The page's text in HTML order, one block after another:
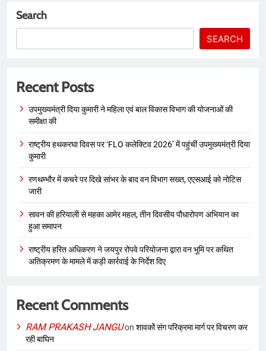
Search
SEARCH
Recent Posts
उपमुख्यमंत्री दिया कुमारी ने महिला एवं बाल विकास विभाग की योजनाओं की
समीक्षा की
राष्ट्रीय हथकरघा दिवस पर ‘FLO कलेक्टिव 2026’ में पहुंचीं उपमुख्यमंत्री दिया
कुमारी
रणथम्भौर में कचरे पर दिखे सांभर के बाद वन विभाग सख्त, एएसआई को नोटिस
जारी
सावन की हरियाली से महका आमेर महल, तीन दिवसीय पौधारोपण अभियान का
हुआ समापन
राष्ट्रीय हरित अधिकरण ने जयपुर रोपवे परियोजना द्वारा वन भूमि पर कथित
अतिक्रमण के मामले में कड़ी कार्रवाई के निर्देश दिए
Recent Comments
RAM PRAKASH JANGUon शावकों संग परिक्रमा मार्ग पर विचरण कर
रही बाघिन